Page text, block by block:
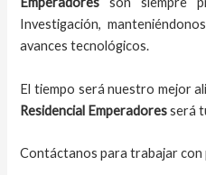
Investigación,
avances tecnológicos.
El tiempo será nuestro mejor
Residencial Emperadoresserá
Contáctanos para trabajar con